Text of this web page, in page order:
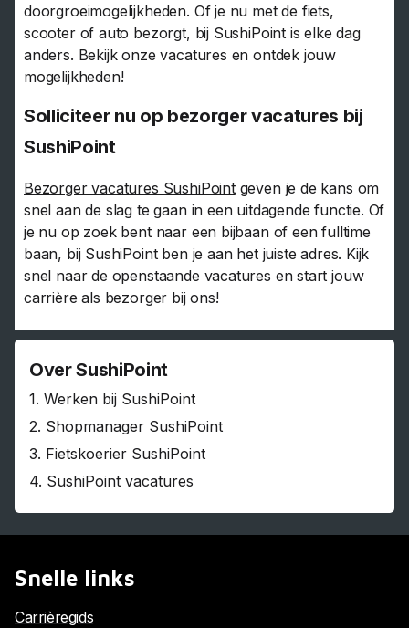
Over SushiPoint
1. Werken bij SushiPoint
2. Shopmanager SushiPoint
3. Fietskoerier SushiPoint
4. SushiPoint vacatures
doorgroeimogelijkheden. Of je nu met de fiets,
scooter of auto bezorgt, bij SushiPoint is elke dag
anders. Bekijk onze vacatures en ontdek jouw
mogelijkheden!
Solliciteer nu op bezorger vacatures bij
SushiPoint
Bezorger vacatures SushiPointgeven je de kans om
snel aan de slag te gaan in een uitdagende functie. Of
je nu op zoek bent naar een bijbaan of een fulltime
baan, bij SushiPoint ben je aan het juiste adres. Kijk
snel naar de openstaande vacatures en start jouw
carrière als bezorger bij ons!
Snelle links
Carrièregids